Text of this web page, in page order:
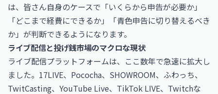
は、皆さん自身のケースで「いくらから申告が必要か」
「どこまで経費にできるか」「青色申告に切り替えるべき
か」が判断できるようになります。
ライブ配信と投げ銭市場のマクロな現状
ライブ配信プラットフォームは、ここ数年で急速に拡大し
ました。17LIVE、Pococha、SHOWROOM、ふわっち、
TwitCasting、YouTube Live、TikTok LIVE、Twitchな